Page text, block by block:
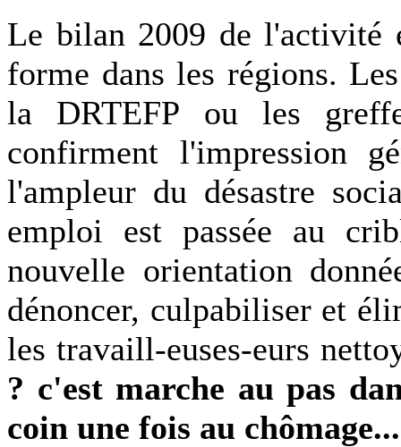
Le bilan 2009 de l'activité
forme dans les régions.
la DRTEFP ou les
confirment l'impression
l'ampleur du désastre
emploi est passée au
nouvelle orientation
dénoncer, culpabiliser et
les travaill-euses-eurs
? c'est marche au pas
coin une fois au chômage...